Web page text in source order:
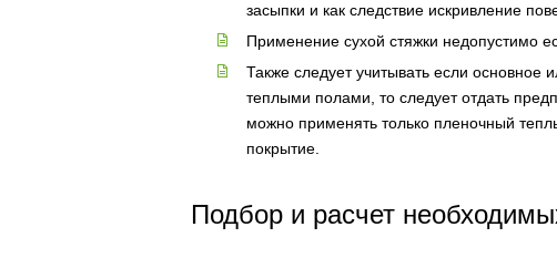
засыпки и как следствие искривление
Применение сухой стяжки недопустимо
Также следует учитывать если основное
теплыми полами, то следует отдать
можно применять только пленочный
покрытие.
Подбор и расчет